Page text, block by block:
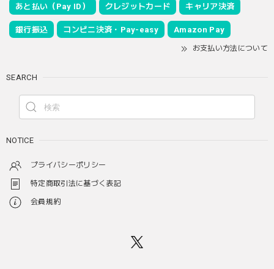
あと払い（Pay ID） クレジットカード キャリア決済
銀行振込 コンビニ決済・Pay-easy Amazon Pay
お支払い方法について
SEARCH
NOTICE
プライバシーポリシー
特定商取引法に基づく表記
会員規約